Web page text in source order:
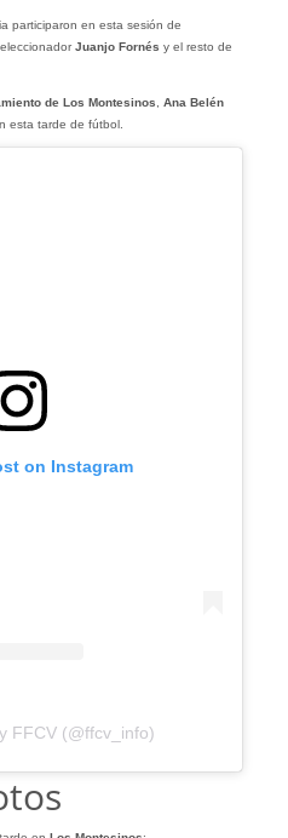
participaron en esta sesión de
Juanjo Fornés y el resto de
de Los Montesinos
Ana Belén
esta tarde de fútbol.
on Instagram
FFCV (@ffcv_info)